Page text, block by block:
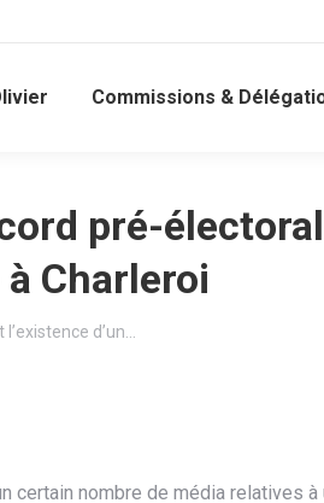
Commissions &
pré-
Charleroi
d’un…
nombre de média relatives